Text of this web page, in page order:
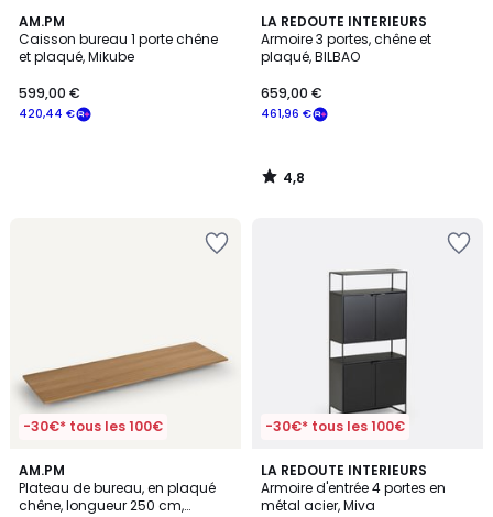
AM.PM
Caisson bureau 1 porte chêne
et plaqué, Mikube
420,44 €
599,00 €
LA REDOUTE INTERIEURS
Armoire 3 portes, chêne et
plaqué, BILBAO
461,96 €
659,00 €
4,8
/ 5
4,8
/
-30€* tous les 100€
AM.PM
Plateau de bureau, en plaqué
chêne, longueur 250 cm,
4
/
5
-30€* tous les 100€
LA REDOUTE INTERIEURS
Armoire d'entrée 4 portes en
métal acier, Miva
4,6
/ 5